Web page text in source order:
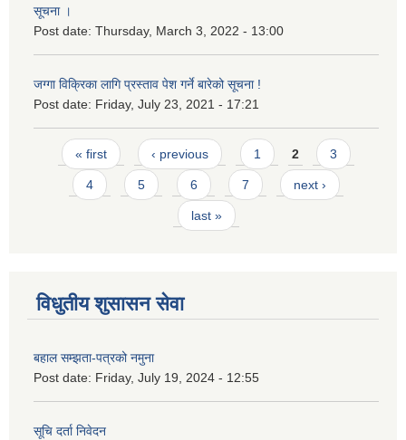
सूचना ।
Post date: Thursday, March 3, 2022 - 13:00
जग्गा विक्रिका लागि प्रस्ताव पेश गर्ने बारेको सूचना !
Post date: Friday, July 23, 2021 - 17:21
Pages
« first ‹ previous 1 2 3
4 5 6 7 next ›
last »
विधुतीय शुसासन सेवा
बहाल सम्झता-पत्रको नमुना
Post date: Friday, July 19, 2024 - 12:55
सूचि दर्ता निवेदन